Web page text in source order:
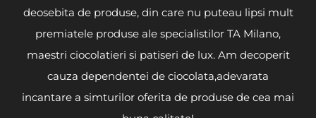
deosebita de produse, din care nu puteau lipsi mult
premiatele produse ale specialistilor TA Milano,
maestri ciocolatieri si patiseri de lux. Am decoperit
cauza dependentei de ciocolata,adevarata
incantare a simturilor oferita de produse de cea mai